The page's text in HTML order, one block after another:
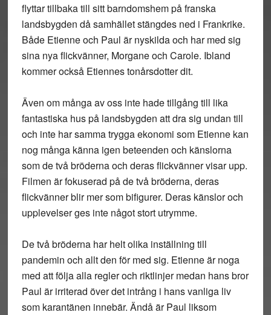
flyttar tillbaka till sitt barndomshem på franska
landsbygden då samhället stängdes ned i Frankrike.
Både Etienne och Paul är nyskilda och har med sig
sina nya flickvänner, Morgane och Carole. Ibland
kommer också Etiennes tonårsdotter dit.
Även om många av oss inte hade tillgång till lika
fantastiska hus på landsbygden att dra sig undan till
och inte har samma trygga ekonomi som Etienne kan
nog många känna igen beteenden och känslorna
som de två bröderna och deras flickvänner visar upp.
Filmen är fokuserad på de två bröderna, deras
flickvänner blir mer som bifigurer. Deras känslor och
upplevelser ges inte något stort utrymme.
De två bröderna har helt olika inställning till
pandemin och allt den för med sig. Etienne är noga
med att följa alla regler och riktlinjer medan hans bror
Paul är irriterad över det intrång i hans vanliga liv
som karantänen innebär. Ändå är Paul liksom